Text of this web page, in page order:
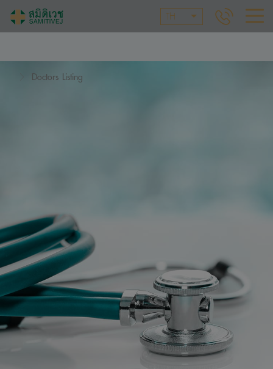
TH
Doctors Listing